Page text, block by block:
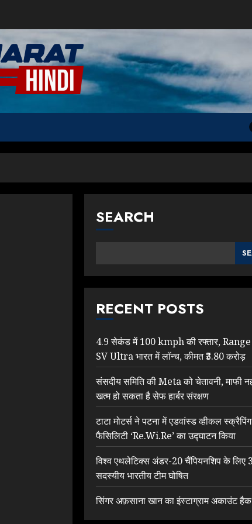
SEARCH
RECENT POSTS
4.9 सेकंड में 100 kmph की रफ्तार,
SV Ultra भारत में लॉन्च, कीमत ₹3.80 करोड़
संसदीय समिति की Meta को चेतावनी, माफी
खत्म हो सकता है सेफ हार्बर संरक्षण
टाटा मोटर्स ने पटना में एडवांस्ड व्हीकल स्क्रैपिंग
फैसिलिटी ‘Re.Wi.Re’ का उद्घाटन किया
विश्व एथलेटिक्स अंडर-20 चैंपियनशिप के लिए
सदस्यीय भारतीय टीम घोषित
सिंगर अफ़साना खान का इंस्टाग्राम अकाउंट हैक